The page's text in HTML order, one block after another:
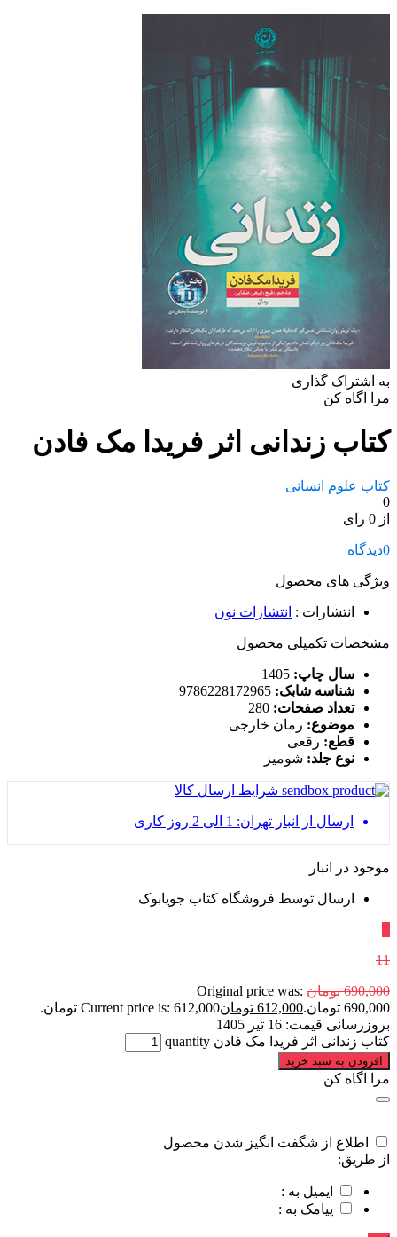
به اشتراک گذاری
مرا اگاه کن
کتاب زندانی اثر فریدا مک فادن
کتاب علوم انسانی
0
از 0 رای
0دیدگاه
ویژگی های محصول
انتشارات : انتشارات نون
مشخصات تکمیلی محصول
سال چاپ:
شناسه شابک:
تعداد صفحات:
موضوع: رمان خارجی
قطع: رقعی
نوع جلد: شومیز
شرایط ارسال کالا
ارسال از انبار تهران: 1 الی 2 روز کاری
موجود در انبار
ارسال توسط فروشگاه کتاب جویابوک
11
690,000 تومان Original price was:
690,000 تومان.
612,000 تومانCurrent price is: 612,000 تومان.
بروزرسانی قیمت: 16 تیر 1405
کتاب زندانی اثر فریدا مک فادن quantity
افزودن به سبد خرید
مرا اگاه کن
اطلاع از شگفت انگیز شدن محصول
از طریق:
ایمیل به :
پیامک به :